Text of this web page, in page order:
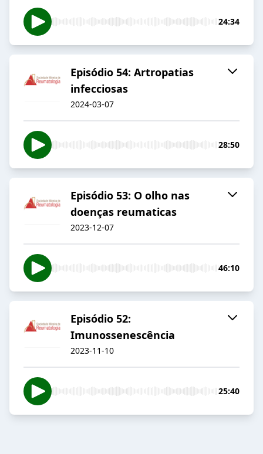
24:34
Episódio 54: Artropatias
infecciosas
2024-03-07
28:50
Episódio 53: O olho nas
doenças reumaticas
2023-12-07
46:10
Episódio 52:
Imunossenescência
2023-11-10
25:40